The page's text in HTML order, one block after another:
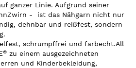
ganzer Linie. Aufgrund seiner
- ist das Nähgarn nicht nur
dehnbar und reißfest, sondern
schrumpffrei und farbecht.All
® zu einem ausgezeichneten
und Kinderbekleidung,